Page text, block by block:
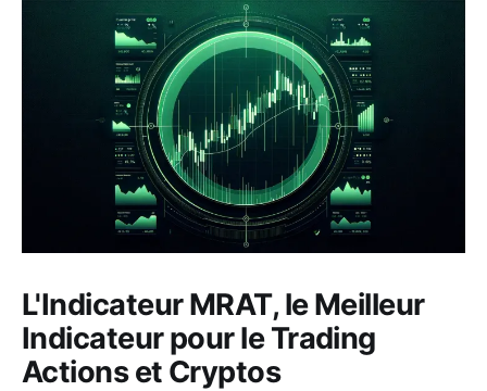
L'Indicateur MRAT, le Meilleur
Indicateur pour le Trading
Actions et Cryptos